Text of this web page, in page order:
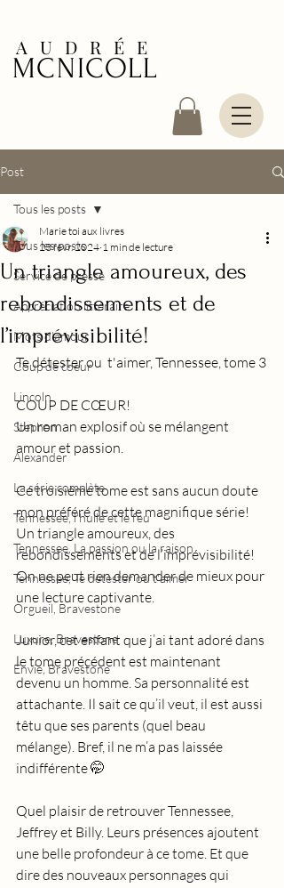
AUDRÉE
MCNICOLL
Post
Tous les posts
Service de presse
Appréciation littéraire
Mots d'amour
Coup de coeur
Lincoln
Stephen
Alexander
La série complète
Tennessee, l'huile et le feu
Tennessee, La passion ou la raison
Tennessee, Te détester ou t'aimer
Orgueil, Bravestone
Luxure, Bravestone
Envie, Bravestone
Tous les posts
Un triangle amoureux, des
rebondissements et de
l’imprévisibilité!
Marie toi aux livres
23 févr. 2024 1 min de lecture
Te détester ou  t'aimer, Tennessee, tome 3
COUP DE CŒUR!
Un roman explosif où se mélangent
amour et passion.
Ce troisième tome est sans aucun doute
mon préféré de cette magnifique série!
Un triangle amoureux, des
rebondissements et de l’imprévisibilité!
On ne peut rien demander de mieux pour
une lecture captivante.
Junior, cet enfant que j’ai tant adoré dans
le tome précédent est maintenant
devenu un homme. Sa personnalité est
attachante. Il sait ce qu’il veut, il est aussi
têtu que ses parents (quel beau
mélange). Bref, il ne m’a pas laissée
indifférente 🤭
Quel plaisir de retrouver Tennessee,
Jeffrey et Billy. Leurs présences ajoutent
une belle profondeur à ce tome. Et que
dire des nouveaux personnages qui